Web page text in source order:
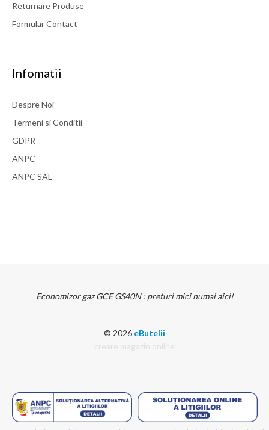
Returnare Produse
Formular Contact
Infomatii
Despre Noi
Termeni si Conditii
GDPR
ANPC
ANPC SAL
Economizor gaz GCE GS40N : preturi mici numai aici!
© 2026 eButelii
creare magazin online